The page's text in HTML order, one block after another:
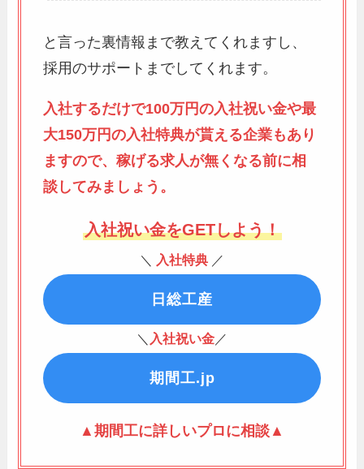
と言った裏情報まで教えてくれますし、
採用のサポートまでしてくれます。
入社するだけで100万円の入社祝い金や最
大150万円の入社特典が貰える企業もあり
ますので、稼げる求人が無くなる前に相
談してみましょう。
入社祝い金をGETしよう！
＼ 入社特典 ／
日総工産
＼ 入社祝い金 ／
期間工.jp
▲期間工に詳しいプロに相談▲